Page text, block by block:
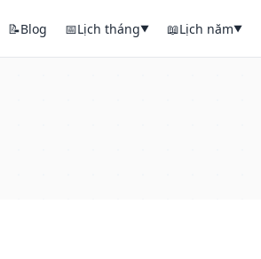
📝Blog 📅Lịch tháng▼ 📖Lịch năm▼